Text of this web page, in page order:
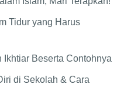
Tidur yang Harus
Ikhtiar Beserta Contohnya
di Sekolah & Cara